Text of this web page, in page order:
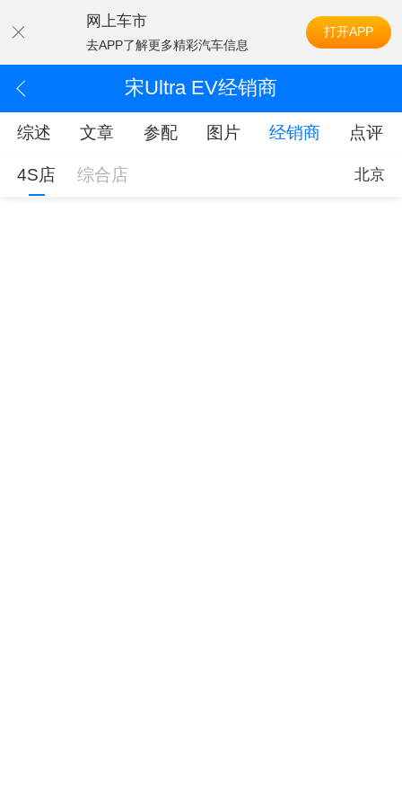
网上车市
去APP了解更多精彩汽车信息
打开APP
宋Ultra EV经销商
综述 文章 参配 图片 经销商 点评
4S店 综合店 北京